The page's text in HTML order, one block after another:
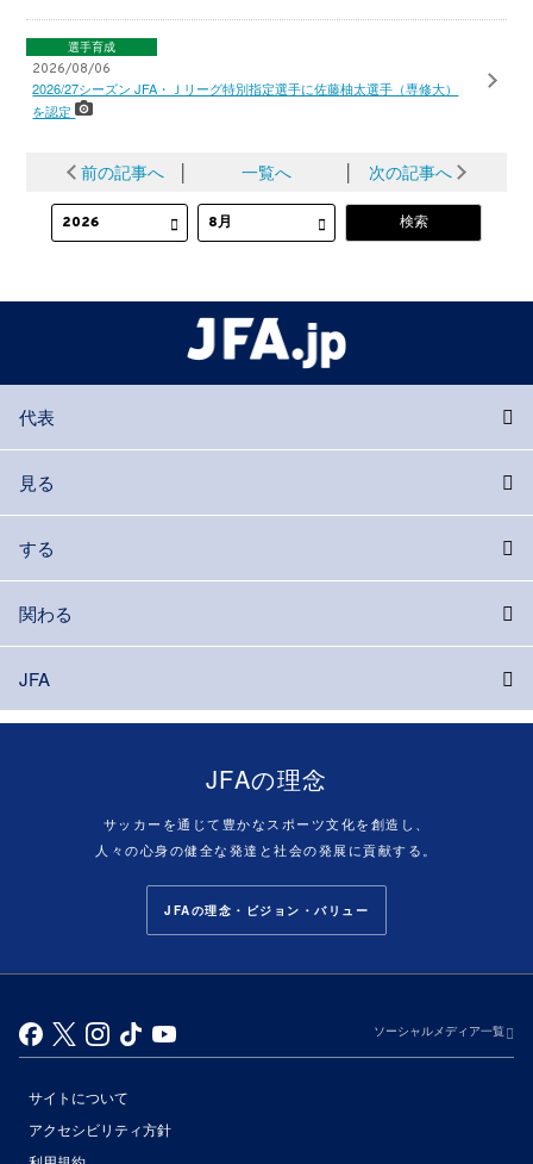
選手育成
2026/08/06
2026/27シーズン JFA・Ｊリーグ特別指定選手に佐藤柚太選手（専修大）
を認定
前の記事へ │ 一覧へ │ 次の記事へ
代表
見る
する
関わる
JFA
JFAの理念
サッカーを通じて豊かなスポーツ文化を創造し、
人々の心身の健全な発達と社会の発展に貢献する。
JFAの理念・ビジョン・バリュー
ソーシャルメディア一覧
サイトについて
アクセシビリティ方針